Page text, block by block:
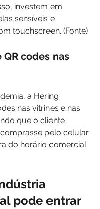
investem em
sensíveis e
touchscreen. (Fonte)
QR codes nas
a Hering
nas vitrines e nas
que o cliente
pelo celular
do horário comercial.
pode entrar